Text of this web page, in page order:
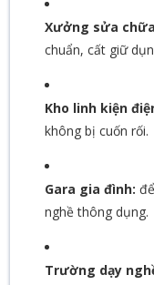
Xưởng sửa
chuẩn, cất giữ
Kho linh kiện
không bị cuốn rối.
Gara gia đình:
nghề thông dụng.
Trường dạy